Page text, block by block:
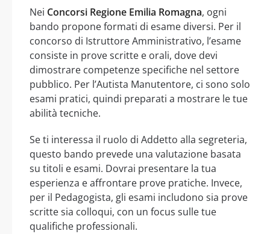
Nei Concorsi Regione Emilia Romagna, ogni
bando propone formati di esame diversi. Per il
concorso di Istruttore Amministrativo, l’esame
consiste in prove scritte e orali, dove devi
dimostrare competenze specifiche nel settore
pubblico. Per l’Autista Manutentore, ci sono solo
esami pratici, quindi preparati a mostrare le tue
abilità tecniche.
Se ti interessa il ruolo di Addetto alla segreteria,
questo bando prevede una valutazione basata
su titoli e esami. Dovrai presentare la tua
esperienza e affrontare prove pratiche. Invece,
per il Pedagogista, gli esami includono sia prove
scritte sia colloqui, con un focus sulle tue
qualifiche professionali.